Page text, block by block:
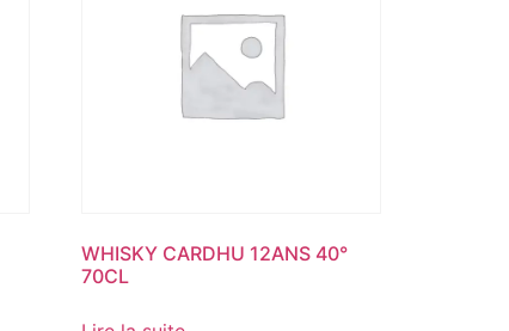
WHISKY CARDHU 12ANS 40°
70CL